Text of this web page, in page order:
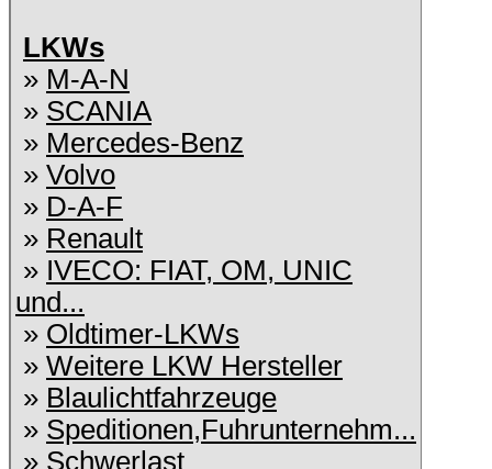
LKWs
» M-A-N
» SCANIA
» Mercedes-Benz
» Volvo
» D-A-F
» Renault
» IVECO: FIAT, OM, UNIC
und...
» Oldtimer-LKWs
» Weitere LKW Hersteller
» Blaulichtfahrzeuge
» Speditionen,Fuhrunternehm...
» Schwerlast